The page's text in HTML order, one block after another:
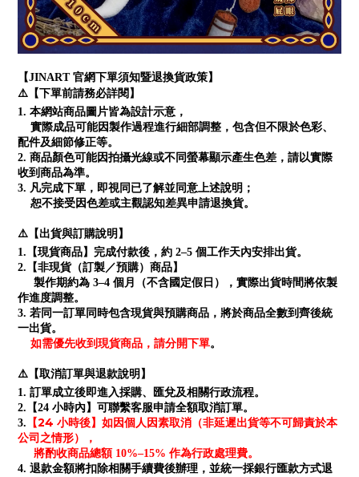
【JINART 官網下單須知暨退換貨政策】
⚠️【下單前請務必詳閱】
1. 本網站商品圖片皆為設計示意，
實際成品可能因製作過程進行細部調整，包含但不限於色彩、
配件及細節修正等。
2. 商品顏色可能因拍攝光線或不同螢幕顯示產生色差，請以實際
收到商品為準。
3. 凡完成下單，即視同已了解並同意上述說明；
恕不接受因色差或主觀認知差異申請退換貨。
⚠️【出貨與訂購說明】
1.【現貨商品】完成付款後，約 2–5 個工作天內安排出貨。
2.【非現貨（訂製／預購）商品】
製作期約為 3–4 個月（不含國定假日），實際出貨時間將依製
作進度調整。
3. 若同一訂單同時包含現貨與預購商品，將於商品全數到齊後統
一出貨。
如需優先收到現貨商品，請分開下單。
⚠️【取消訂單與退款說明】
1. 訂單成立後即進入採購、匯兌及相關行政流程。
2.【24 小時內】可聯繫客服申請全額取消訂單。
3.
【24 小時後】如因個人因素取消（非延遲出貨等不可歸責於本
公司之情形），
將酌收商品總額 10%–15% 作為行政處理費。
4. 退款金額將扣除相關手續費後辦理，並統一採銀行匯款方式退